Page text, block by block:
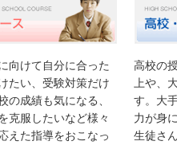
向けて自分に合った
たい、受験対策だけ
の成績も気になる、
克服したいなど様々
えた指導をおこなっ
高校の
上や、
す。大
力が身
生徒さ